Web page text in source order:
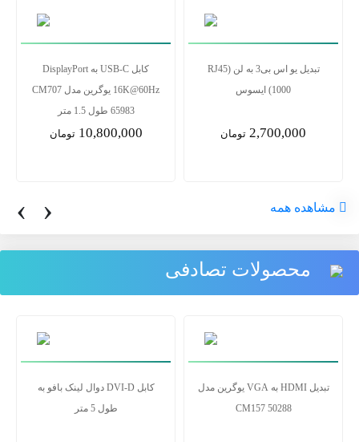
کابل USB-C به DisplayPort
16K@60Hz یوگرین مدل CM707
65983 طول 1.5 متر
10,800,000 تومان
تبدیل یو اس بی3 به لن RJ45)
1000) ایسوس
2,700,000 تومان
‹ › مشاهده همه
محصولات تصادفی
کابل DVI-D دوال لینک بافو به
طول 5 متر
تبدیل HDMI به VGA یوگرین مدل
CM157 50288